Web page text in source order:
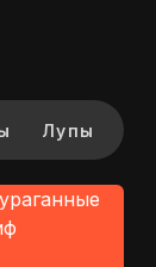
Лупы